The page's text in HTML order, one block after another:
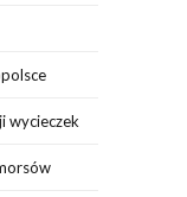
wycieczek